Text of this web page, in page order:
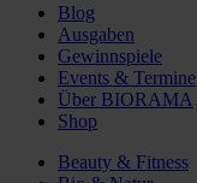
Blog
Ausgaben
Gewinnspiele
Events & Termine
Über BIORAMA
Shop
Beauty & Fitness